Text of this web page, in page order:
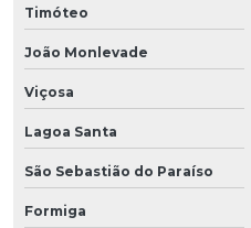
Timóteo
João Monlevade
Viçosa
Lagoa Santa
São Sebastião do Paraíso
Formiga